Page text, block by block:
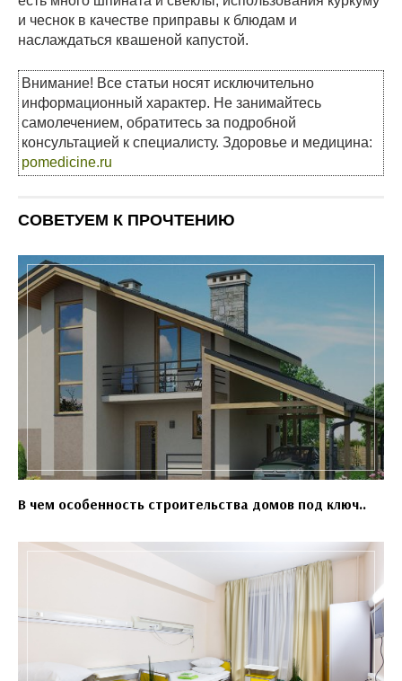
и чеснок в качестве приправы к блюдам и
наслаждаться квашеной капустой.
Внимание! Все статьи носят исключительно
информационный характер. Не занимайтесь
самолечением, обратитесь за подробной
консультацией к специалисту. Здоровье и медицина:
pomedicine.ru
СОВЕТУЕМ К ПРОЧТЕНИЮ
В чем особенность строительства домов под ключ..